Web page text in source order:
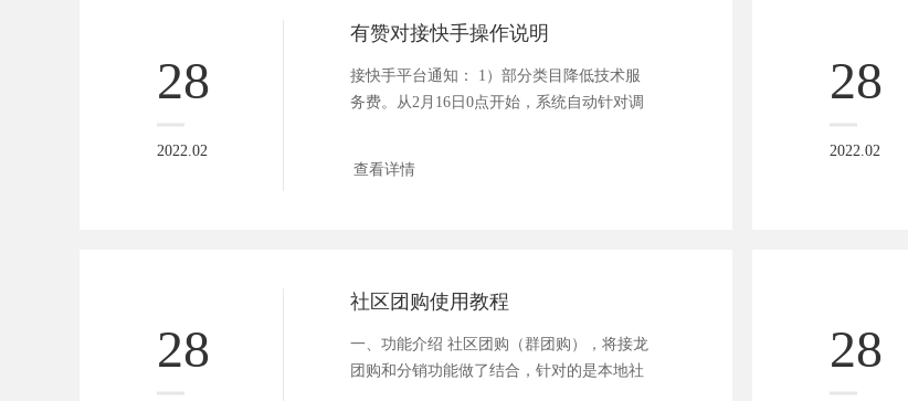
28
2022.02
有赞对接快手操作说明
接快手平台通知： 1）部分类目降低技术服
务费。从2月16日0点开始，系统自动针对调
查看详情
28
2022.02
28
社区团购使用教程
一、功能介绍 社区团购（群团购），将接龙
团购和分销功能做了结合，针对的是本地社
28